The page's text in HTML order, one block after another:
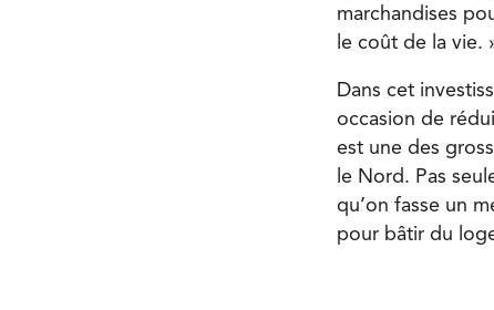
marchandises
le coût de la vie.
Dans cet
occasion de
est une des
le Nord. Pas
qu’on fasse un
pour bâtir du